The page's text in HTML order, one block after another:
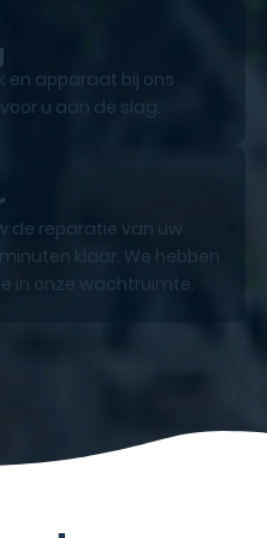
en apparaat bij ons
u aan de slag.
de reparatie van uw
klaar. We hebben
in onze wachtruimte.